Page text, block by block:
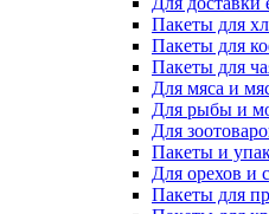
Пакеты для
Пакеты для
Пакеты для
Для мяса и
Для рыбы и
Для
Пакеты и
Для орехов и
Пакеты для